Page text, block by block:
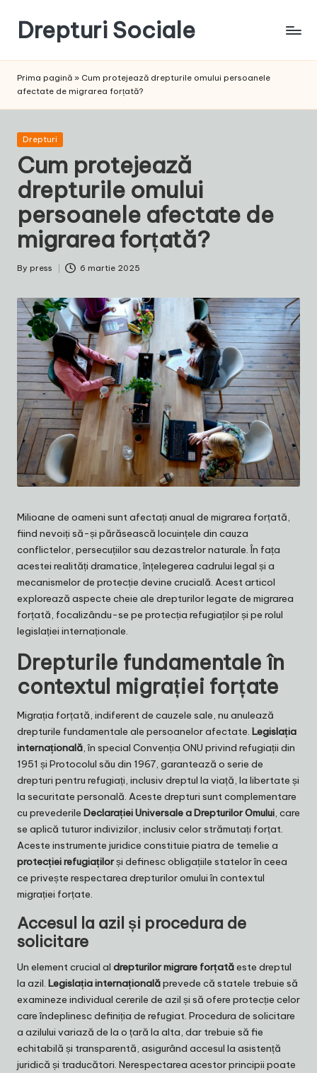
content
Drepturi Sociale
Sociale:
Schimbarea
Noastră!
Prima pagină » Cum protejează drepturile omului persoanele
afectate de migrarea forțată?
Posted
Drepturi
Cum protejează
drepturile omului
persoanele afectate de
migrarea forțată?
Posted
By press 6 martie 2025
Milioane de oameni sunt afectați anual de migrarea forțată,
fiind nevoiți să-și părăsească locuințele din cauza
conflictelor, persecuțiilor sau dezastrelor naturale. În fața
acestei realități dramatice, înțelegerea cadrului legal și a
mecanismelor de protecție devine crucială. Acest articol
explorează aspecte cheie ale drepturilor legate de migrarea
forțată, focalizându-se pe protecția refugiaților și pe rolul
legislației internaționale.
Drepturile fundamentale în
contextul migrației forțate
Migrația forțată, indiferent de cauzele sale, nu anulează
drepturile fundamentale ale persoanelor afectate. Legislația
internațională, în special Convenția ONU privind refugiații din
1951 și Protocolul său din 1967, garantează o serie de
drepturi pentru refugiați, inclusiv dreptul la viață, la libertate și
la securitate personală. Aceste drepturi sunt complementare
cu prevederile Declarației Universale a Drepturilor Omului, care
se aplică tuturor indivizilor, inclusiv celor strămutați forțat.
Aceste instrumente juridice constituie piatra de temelie a
protecției refugiațilorși definesc obligațiile statelor în ceea
ce privește respectarea drepturilor omului în contextul
migrației forțate.
Accesul la azil și procedura de
solicitare
Un element crucial al drepturilor migrare forțatăeste dreptul
la azil. Legislația internaționalăprevede că statele trebuie să
examineze individual cererile de azil și să ofere protecție celor
care îndeplinesc definiția de refugiat. Procedura de solicitare
a azilului variază de la o țară la alta, dar trebuie să fie
echitabilă și transparentă, asigurând accesul la asistență
juridică și traducători. Nerespectarea acestor principii poate